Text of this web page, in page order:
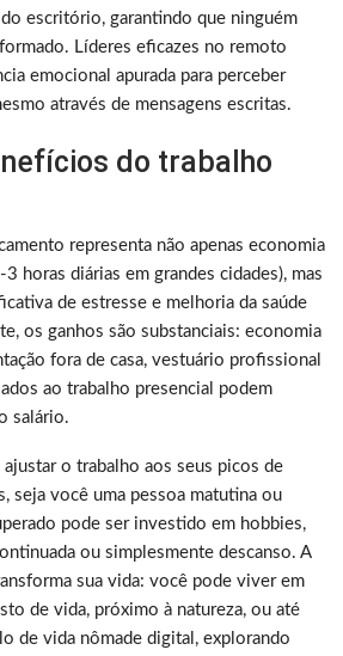
escritório, garantindo que ninguém
Líderes eficazes no remoto
emocional apurada para perceber
através de mensagens escritas.
do trabalho
representa não apenas economia
horas diárias em grandes cidades), mas
de estresse e melhoria da saúde
os ganhos são substanciais: economia
fora de casa, vestuário profissional
ao trabalho presencial podem
salário.
o trabalho aos seus picos de
seja você uma pessoa matutina ou
pode ser investido em hobbies,
ou simplesmente descanso. A
sua vida: você pode viver em
de vida, próximo à natureza, ou até
de vida nômade digital, explorando